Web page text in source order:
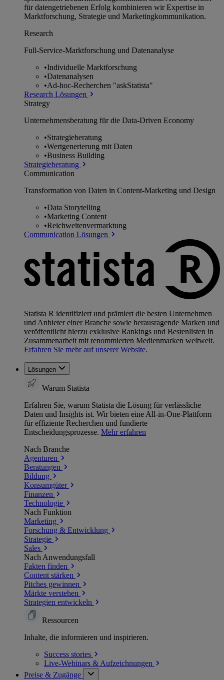
für datengetriebenen Erfolg kombinieren wir Expertise in
Marktforschung, Strategie und Marketingkommunikation.
Research
Full-Service-Marktforschung und Datenanalyse
•Individuelle Marktforschung
•Datenanalysen
•Ad-hoc-Recherchen "askStatista"
Research Lösungen
Strategy
Unternehmens­beratung für die Data-Driven Economy
•Strategieberatung
•Wertgenerierung mit Daten
•Business Building
Strategieberatung
Communication
Transformation von Daten in Content-Marketing und Design
•Data Storytelling
•Marketing Content
•Reichweitenvermarktung
Communication Lösungen
Statista R identifiziert und prämiert die besten Unternehmen
und Anbieter einer Branche sowie herausragende Marken und
veröffentlicht hierzu exklusive Rankings und Bestenlisten in
Zusammenarbeit mit renommierten Medienmarken weltweit.
Erfahren Sie mehr auf unserer Website.
Lösungen
Warum Statista
Erfahren Sie, warum Statista die Lösung für verlässliche
Daten und Insights ist. Wir bieten eine All-in-One-Plattform
für effiziente Recherchen und fundierte
Entscheidungsprozesse. Mehr erfahren
Nach Branche
Agenturen
Beratungen
Bildung
Konsumgüter
Finanzen
Technologie
Nach Funktion
Marketing
Forschung & Entwicklung
Strategie
Sales
Nach Anwendungsfall
Fakten finden
Content stärken
Pitches gewinnen
Märkte verstehen
Strategien entwickeln
Ressourcen
Inhalte, die informieren und inspirieren.
Success stories
Live-Webinars & Aufzeichnungen
Preise & Zugänge